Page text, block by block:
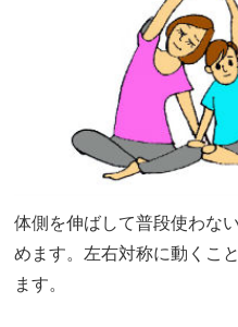
体側を伸ばして普段使わな
めます。左右対称に動くこ
ます。